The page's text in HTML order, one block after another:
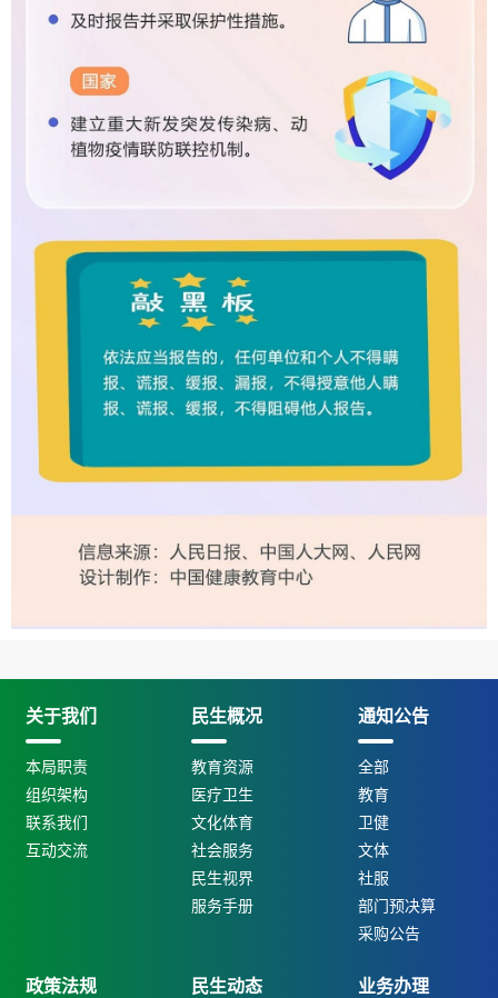
关于我们
本局职责
组织架构
联系我们
互动交流
民生概况
教育资源
医疗卫生
文化体育
社会服务
民生视界
服务手册
通知公告
全部
教育
卫健
文体
社服
部门预决算
采购公告
政策法规 民生动态 业务办理